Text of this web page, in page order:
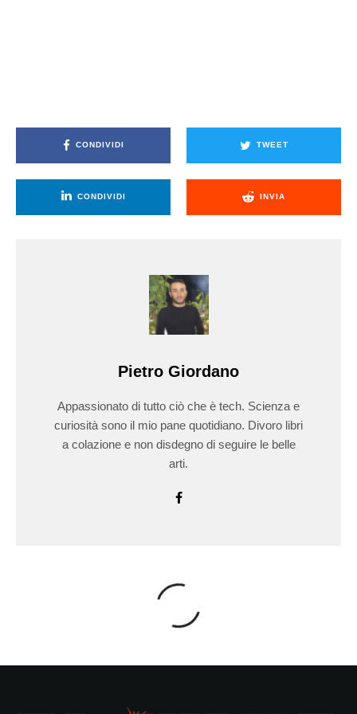
CONDIVIDI TWEET
CONDIVIDI INVIA
Pietro Giordano
Appassionato di tutto ciò che è tech. Scienza e
curiosità sono il mio pane quotidiano. Divoro libri
a colazione e non disdegno di seguire le belle
arti.